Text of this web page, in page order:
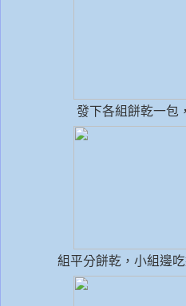
發下各組餅乾一包
組平分餅乾，小組邊